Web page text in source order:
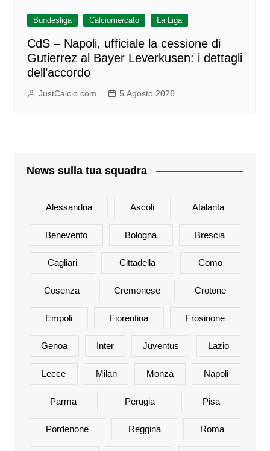
Bundesliga Calciomercato La Liga
CdS – Napoli, ufficiale la cessione di
Gutierrez al Bayer Leverkusen: i dettagli
dell’accordo
JustCalcio.com 5 Agosto 2026
News sulla tua squadra
Alessandria Ascoli Atalanta
Benevento Bologna Brescia
Cagliari Cittadella Como
Cosenza Cremonese Crotone
Empoli Fiorentina Frosinone
Genoa Inter Juventus Lazio
Lecce Milan Monza Napoli
Parma Perugia Pisa
Pordenone Reggina Roma